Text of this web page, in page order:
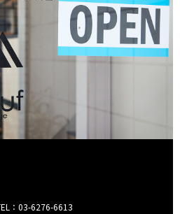
：03-6276-6613